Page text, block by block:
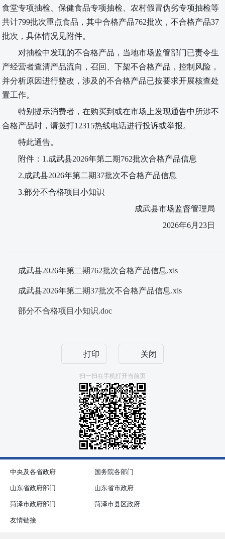
食堂专项抽检、保健食品专项抽检、农村假冒伪劣专项抽检等
共计799批次重点食品，其中合格产品762批次，不合格产品37
批次，具体情况见附件。
对抽检中发现的不合格产品，当地市场监管部门已责令生
产经营者查清产品流向，召回、下架不合格产品，控制风险，
并分析原因进行整改，涉及的不合格产品已按要求开展核查处
置工作。
特别提示消费者，在购买到或在市场上发现通告中所涉不
合格产品时，请拨打12315热线电话进行投诉或举报。
特此通告。
附件： 1.成武县2026年第二期762批次合格产品信息
2.成武县2026年第二期37批次不合格产品信息
3.部分不合格项目小知识
成武县市场监督管理局
2026年6月 23日
成武县2026年第二期762批次合格产品信息.xls
成武县2026年第二期37批次不合格产品信息.xls
部分不合格项目小知识.doc
打印 关闭
扫一扫在手机打开当前页
中央及各省政府 国务院各部门
山东省政府部门 山东省市政府
菏泽市政府部门 菏泽市县区政府
友情链接